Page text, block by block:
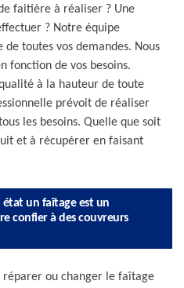
faitière à réaliser ? Une
? Notre équipe
toutes vos demandes. Nous
fonction de vos besoins.
à la hauteur de toute
prévoit de réaliser
les besoins. Quelle que soit
et à récupérer en faisant
état un faîtage est un
confier à des couvreurs
réparer ou changer le faîtage